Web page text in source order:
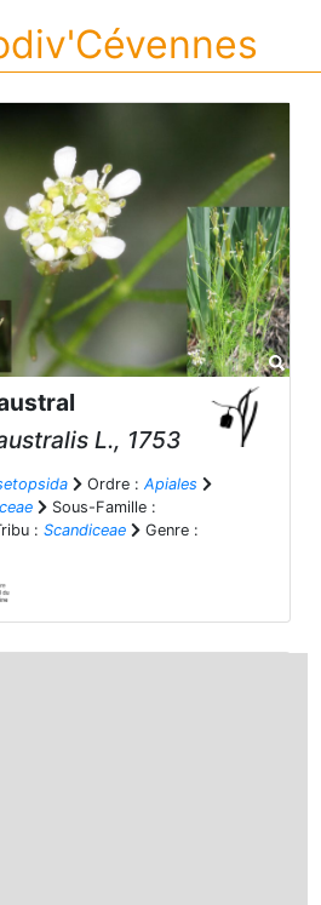
L., 1753
Ordre : Apiales
Sous-Famille :
: Scandiceae
Genre :